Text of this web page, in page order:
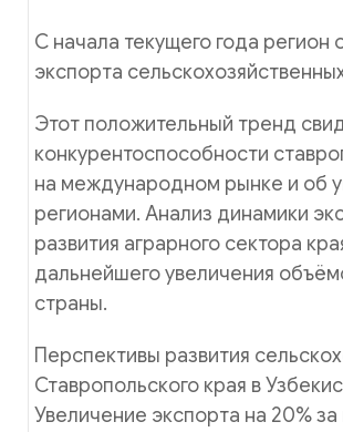
С начала текущего года
экспорта
Этот положительный тренд
конкурентоспособности
на международном рынке и об
регионами. Анализ динамики
развития аграрного сектора
дальнейшего увеличения
страны.
Перспективы развития
Ставропольского края в
Увеличение экспорта на 20%